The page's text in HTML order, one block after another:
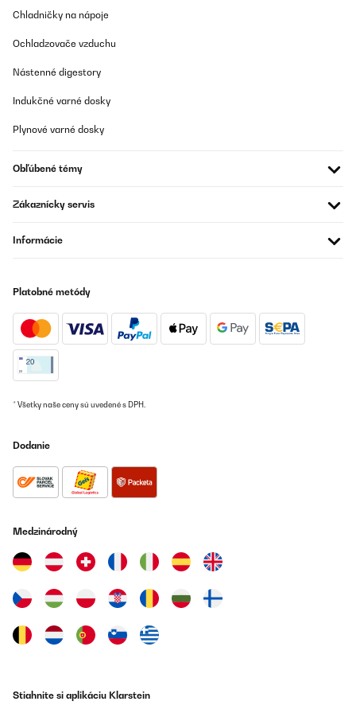
Mit freundlichen Grüßen
_______________________________
Guter Weinkühler. Erreicht auch bei warmer Umgebung die 5
Ansicht und Haptik.
Top Produkt. Sieht gut aus, tut was es soll. Einlagen schrubben
ein bisschen am Gummi in der Tür - ist aber egal.
Amazon-Benutzer
Très bonne facture pour cette cave à vin seul bémol quand on
veut changer le sens d’ouverture l’inscription de la marque se
Utilisateur d'Amazon
Preložiť
top !
Preložiť
Chladničky na nápoje
Ochladzovače vzduchu
Nástenné digestory
Indukčné varné dosky
Plynové varné dosky
Obľúbené témy
Zákaznícky servis
Informácie
Platobné metódy
* Všetky naše ceny sú uvedené s DPH.
Dodanie
Medzinárodný
Stiahnite si aplikáciu Klarstein